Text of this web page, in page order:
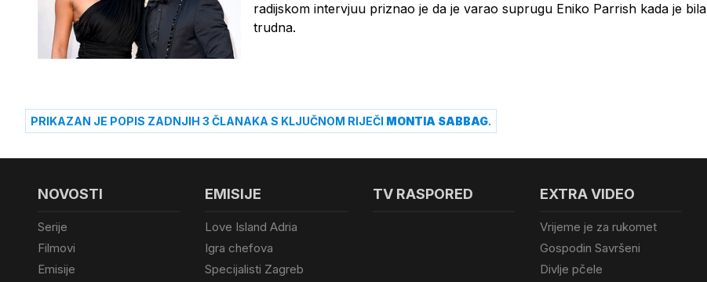
radijskom intervjuu priznao je da je varao suprugu Eniko Parrish kada je bila
trudna.
PRIKAZAN JE POPIS ZADNJIH 3 ČLANAKA S KLJUČNOM RIJEČI MONTIA SABBAG.
NOVOSTI
Serije
Filmovi
Emisije
EMISIJE
Love Island Adria
Igra chefova
Specijalisti Zagreb
TV RASPORED EXTRA VIDEO
Vrijeme je za rukomet
Gospodin Savršeni
Divlje pčele